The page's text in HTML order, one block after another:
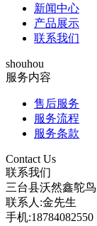
新闻中心
产品展示
联系我们
shouhou
服务内容
售后服务
服务流程
服务条款
Contact Us
联系我们
三台县沃然鑫鸵
联系人:金先生
手机:18784082550